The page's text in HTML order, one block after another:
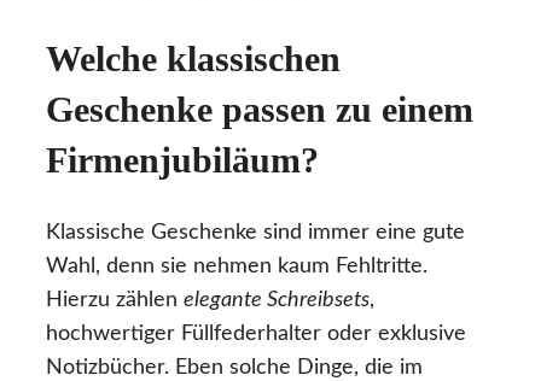
Welche klassischen
Geschenke passen zu einem
Firmenjubiläum?
Klassische Geschenke sind immer eine gute
Wahl, denn sie nehmen kaum Fehltritte.
Hierzu zählen elegante Schreibsets,
hochwertiger Füllfederhalter oder exklusive
Notizbücher. Eben solche Dinge, die im